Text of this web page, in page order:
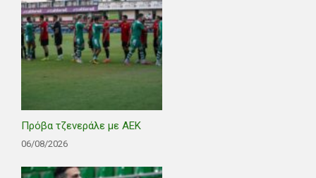
Πρόβα τζενεράλε με ΑΕΚ
06/08/2026